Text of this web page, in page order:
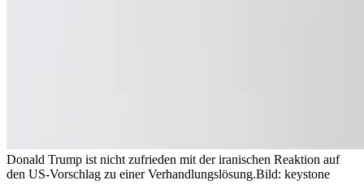
Donald Trump ist nicht zufrieden mit der iranischen Reaktion auf
den US-Vorschlag zu einer Verhandlungslösung.Bild: keystone